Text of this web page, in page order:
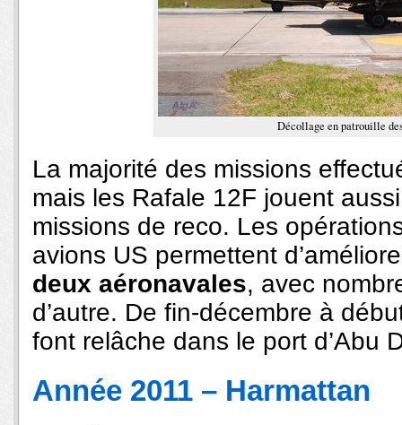
Décollage en patrouille
La majorité des missions
mais les Rafale 12F jouent
missions de reco. Les
avions US permettent
deux aéronavales, avec
d’autre. De fin-décembre à
font relâche dans le port d’Abu
Année 2011 – Harmattan